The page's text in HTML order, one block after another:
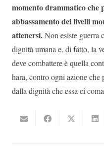
momento drammatico che
abbassamento dei livelli
attenersi.Non esiste guerra
dignità umana e, di fatto, la
deve combattere è quella
hara, contro ogni azione
dalla dignità che essa ci